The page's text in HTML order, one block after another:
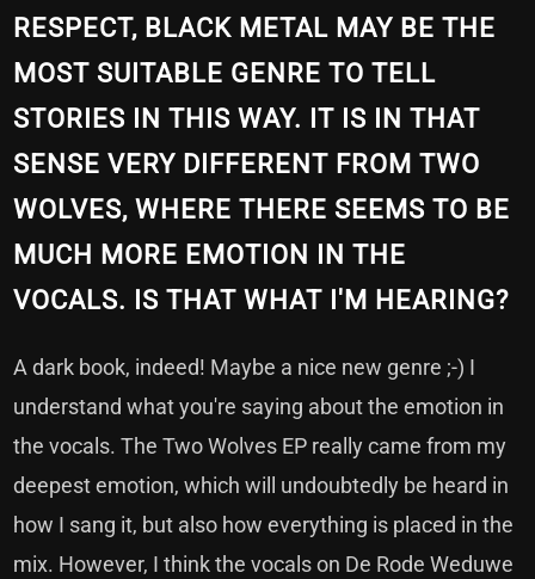
RESPECT, BLACK METAL MAY BE THE
MOST SUITABLE GENRE TO TELL
STORIES IN THIS WAY. IT IS IN THAT
SENSE VERY DIFFERENT FROM TWO
WOLVES, WHERE THERE SEEMS TO BE
MUCH MORE EMOTION IN THE
VOCALS. IS THAT WHAT I'M HEARING?
A dark book, indeed! Maybe a nice new genre ;-) I
understand what you're saying about the emotion in
the vocals. The Two Wolves EP really came from my
deepest emotion, which will undoubtedly be heard in
how I sang it, but also how everything is placed in the
mix. However, I think the vocals on De Rode Weduwe